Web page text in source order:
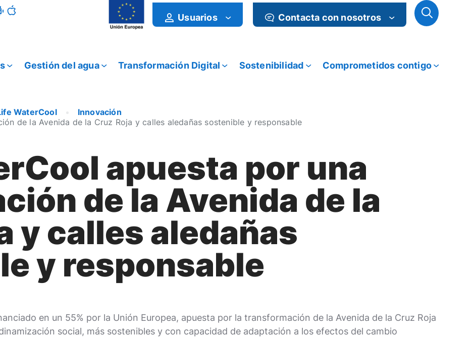
Usuarios Contacta con nosotros
Gestión del agua Transformación Digital Sostenibilidad Comprometidos contigo
WaterCool
Innovación
de la Avenida de la Cruz Roja y calles aledañas sostenible y responsable
apuesta por una
de la Avenida de la
y calles aledañas
y responsable
en un 55% por la Unión Europea, apuesta por la transformación de la Avenida de la Cruz Roja
social, más sostenibles y con capacidad de adaptación a los efectos del cambio